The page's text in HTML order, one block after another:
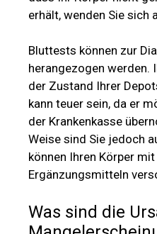
erhält, wenden Sie sich
Bluttests können zur
herangezogen werden.
der Zustand Ihrer
kann teuer sein, da er
der Krankenkasse
Weise sind Sie jedoch
können Ihren Körper
Ergänzungsmitteln
Was sind die